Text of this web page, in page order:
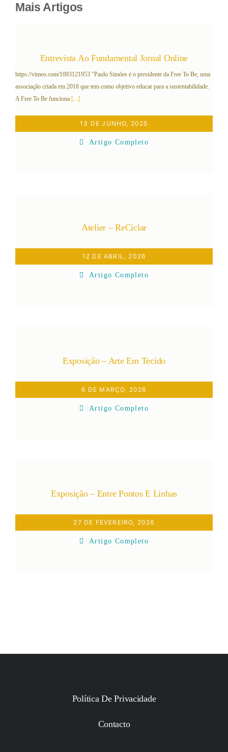
Mais Artigos
Entrevista Ao Fundamental Jornal Online
https://vimeo.com/1093121953 "Paulo Simões é o presidente da Free To Be, uma
associação criada em 2018 que tem como objetivo educar para a sustentabilidade.
A Free To Be funciona[...]
13 DE JUNHO, 2025
Artigo Completo
Atelier – ReCiclar
12 DE ABRIL, 2026
Artigo Completo
Exposição – Arte Em Tecido
6 DE MARÇO, 2026
Artigo Completo
Exposição – Entre Pontos E Linhas
27 DE FEVEREIRO, 2026
Artigo Completo
Política De Privacidade
Contacto